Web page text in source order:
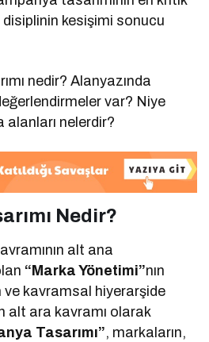
kesişimi sonucu
nedir? Alanyazında
var? Niye
nelerdir?
Nedir?
alt ana
“Marka Yönetimi”nın
ve kavramsal hiyerarşide
alt ara kavramı olarak
Tasarımı”, markaların,